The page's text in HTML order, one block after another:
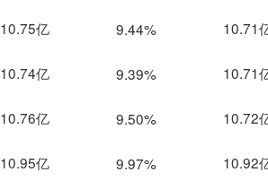
10.75亿 9.44% 10.71
10.74亿 9.39% 10.71
10.76亿 9.50% 10.72
10.95亿 9.97% 10.92